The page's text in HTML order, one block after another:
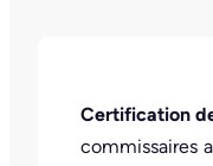
Certification
commissaires